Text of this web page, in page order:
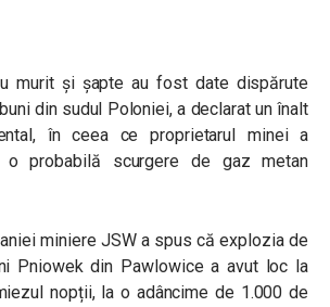
murit și șapte au fost date dispărute
din sudul Poloniei, a declarat un înalt
în ceea ce proprietarul minei a
probabilă scurgere de gaz metan
miniere JSW a spus că explozia de
Pniowek din Pawlowice a avut loc la
nopții, la o adâncime de 1.000 de